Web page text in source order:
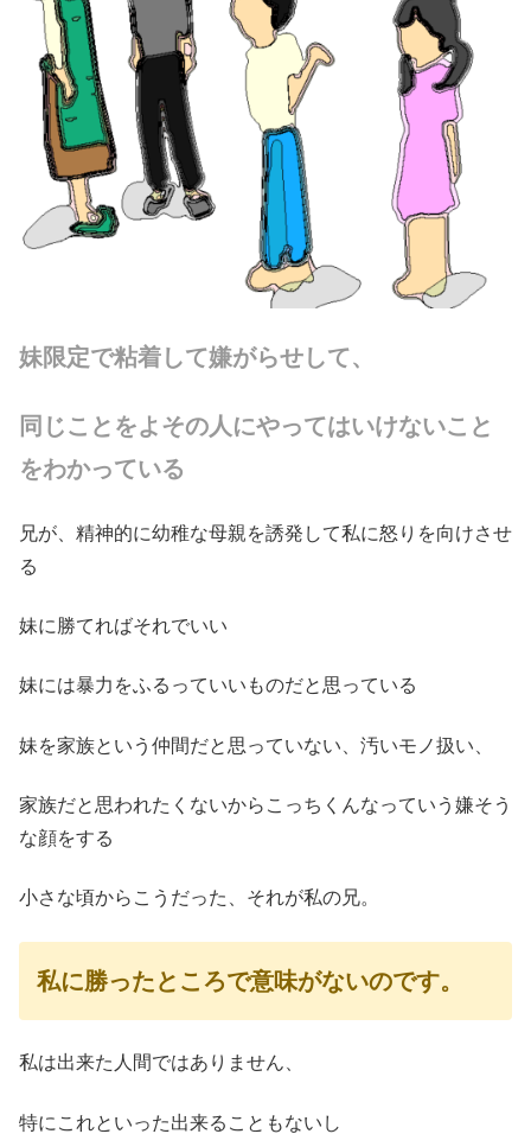
妹限定で粘着して嫌がらせして、
同じことをよその人にやってはいけないこと
をわかっている
兄が、精神的に幼稚な母親を誘発して私に怒りを向けさせ
る
妹に勝てればそれでいい
妹には暴力をふるっていいものだと思っている
妹を家族という仲間だと思っていない、汚いモノ扱い、
家族だと思われたくないからこっちくんなっていう嫌そう
な顔をする
小さな頃からこうだった、それが私の兄。
私に勝ったところで意味がないのです。
私は出来た人間ではありません、
特にこれといった出来ることもないし